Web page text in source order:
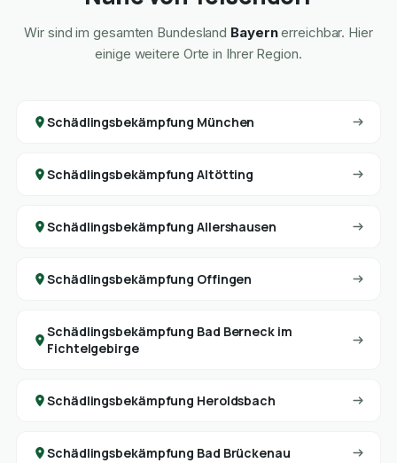
Wir sind im gesamten Bundesland Bayernerreichbar. Hier
einige weitere Orte in Ihrer Region.
Schädlingsbekämpfung München
Schädlingsbekämpfung Altötting
Schädlingsbekämpfung Allershausen
Schädlingsbekämpfung Offingen
Schädlingsbekämpfung Bad Berneck im
Fichtelgebirge
Schädlingsbekämpfung Heroldsbach
Schädlingsbekämpfung Bad Brückenau